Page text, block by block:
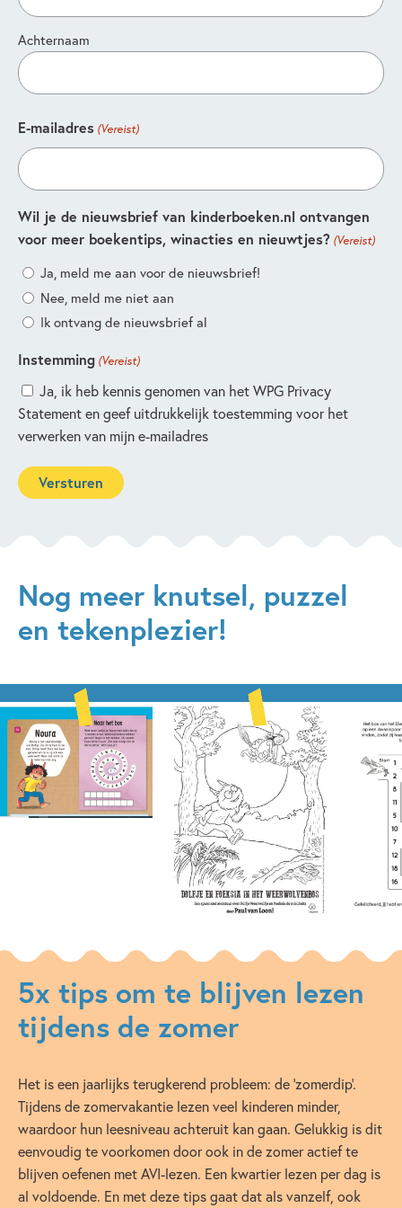
Achternaam
E-mailadres (Vereist)
Wil je de nieuwsbrief van kinderboeken.nl ontvangen
voor meer boekentips, winacties en nieuwtjes? (Vereist)
Ja, meld me aan voor de nieuwsbrief!
Nee, meld me niet aan
Ik ontvang de nieuwsbrief al
Instemming (Vereist)
Ja, ik heb kennis genomen van het WPG Privacy
Statement en geef uitdrukkelijk toestemming voor het
verwerken van mijn e-mailadres
Nog meer knutsel, puzzel
en tekenplezier!
5x tips om te blijven lezen
tijdens de zomer
Het is een jaarlijks terugkerend probleem: de ‘zomerdip’.
Tijdens de zomervakantie lezen veel kinderen minder,
waardoor hun leesniveau achteruit kan gaan. Gelukkig is dit
eenvoudig te voorkomen door ook in de zomer actief te
blijven oefenen met AVI-lezen. Een kwartier lezen per dag is
al voldoende. En met deze tips gaat dat als vanzelf, ook